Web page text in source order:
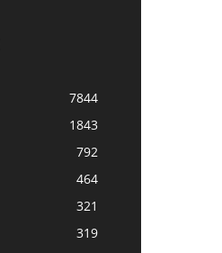
7844
1843
792
464
321
319